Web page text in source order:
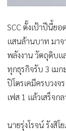
• จีน
ชุมชน-คุณภาพชี
อาชญากรรม
Motoring
• เกม
• วิทยาศาสตร์
• SMEs
• อินโดจีน
SCC ตั้งเป้าปีนี้ย
แสนล้านบาท มา
พลังงาน วัตถุดิบแ
ทุกธุรกิจรับ 3 เมก
ปิโตรเคมีครบวงจ
เฟส 1 แล้วเสร็จก
นายรุ่งโรจน์ รังสิ